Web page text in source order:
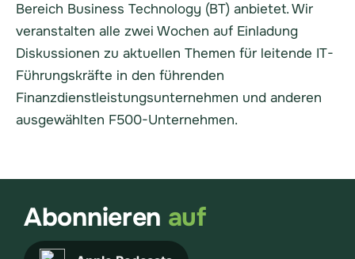
Bereich Business Technology (BT) anbietet. Wir
veranstalten alle zwei Wochen auf Einladung
Diskussionen zu aktuellen Themen für leitende IT-
Führungskräfte in den führenden
Finanzdienstleistungsunternehmen und anderen
ausgewählten F500-Unternehmen.
Abonnieren auf